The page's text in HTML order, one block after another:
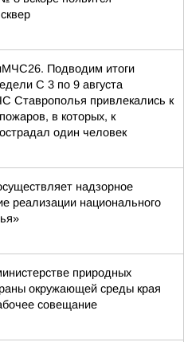
Подводим итоги
С 3 по 9 августа
Ставрополья привлекались к
в которых, к
один человек
надзорное
реализации национального
природных
окружающей среды края
совещание